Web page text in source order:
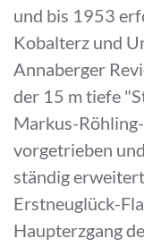
und bis 1953
Kobalterz und
Annaberger
der 15 m tiefe
Markus-
vorgetrieben
ständig
Erstneuglück-
Haupterzgang